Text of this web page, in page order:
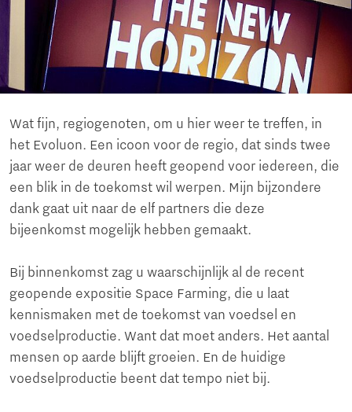
Wat fijn, regiogenoten, om u hier weer te treffen, in
het Evoluon. Een icoon voor de regio, dat sinds twee
jaar weer de deuren heeft geopend voor iedereen, die
een blik in de toekomst wil werpen. Mijn bijzondere
dank gaat uit naar de elf partners die deze
bijeenkomst mogelijk hebben gemaakt.
Bij binnenkomst zag u waarschijnlijk al de recent
geopende expositie Space Farming, die u laat
kennismaken met de toekomst van voedsel en
voedselproductie. Want dat moet anders. Het aantal
mensen op aarde blijft groeien. En de huidige
voedselproductie beent dat tempo niet bij.